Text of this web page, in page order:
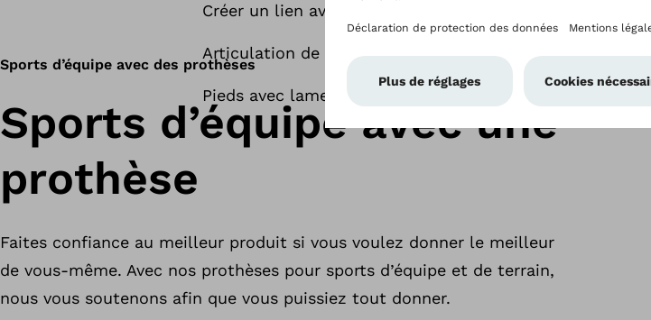
Créer un lien avec des produits, si disponibles
Articulation de genou de sport 3S80
Pieds avec lame en carbone Runner et Sprinter
Sports d’équipe avec des prothèses
Sports d’équipe avec une
prothèse
Faites confiance au meilleur produit si vous voulez donner le meilleur
de vous-même. Avec nos prothèses pour sports d’équipe et de terrain,
nous vous soutenons afin que vous puissiez tout donner.